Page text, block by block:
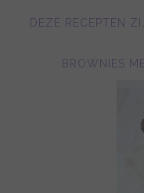
DEZE RECEPTEN
BROWNIES